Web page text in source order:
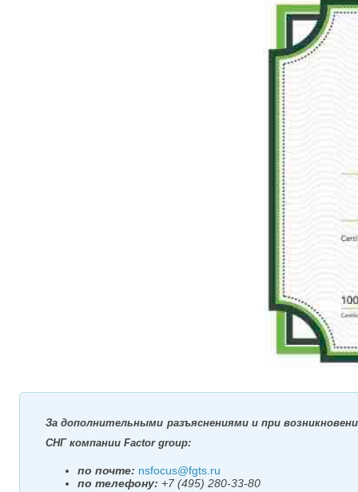
За дополнительными разъяснениями и при
СНГ компании Factor group:
по почте: nsfocus@fgts.ru
по телефону: +7 (495) 280-33-80